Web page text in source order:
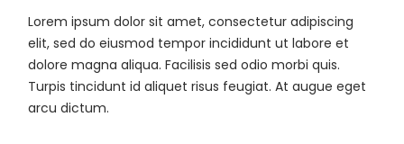
Lorem ipsum dolor sit amet, consectetur adipiscing
elit, sed do eiusmod tempor incididunt ut labore et
dolore magna aliqua. Facilisis sed odio morbi quis.
Turpis tincidunt id aliquet risus feugiat. At augue eget
arcu dictum.